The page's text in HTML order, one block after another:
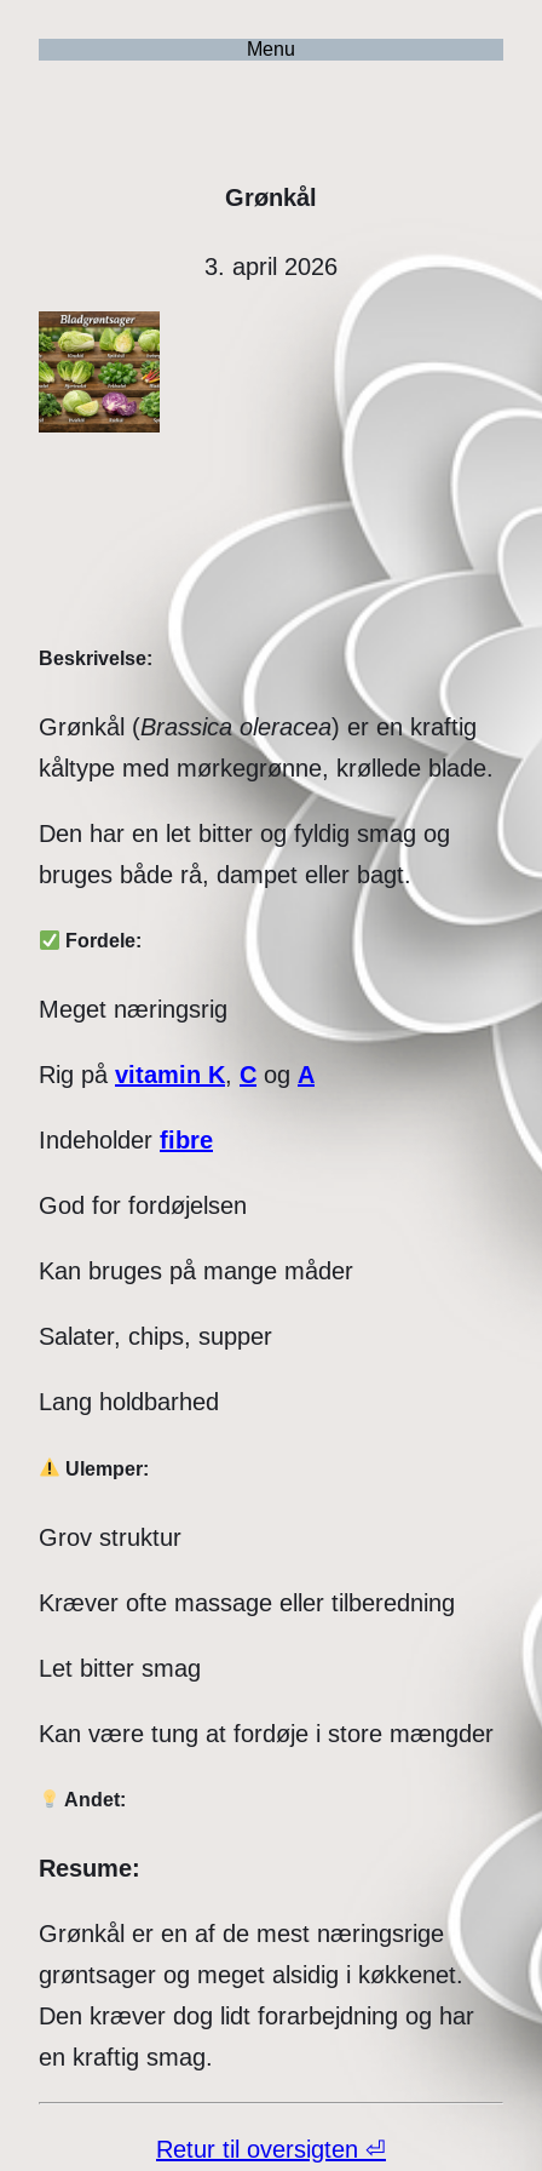
Menu
Grønkål
3. april 2026
Beskrivelse:
Grønkål (Brassica oleracea) er en kraftig
kåltype med mørkegrønne, krøllede blade.
Den har en let bitter og fyldig smag og
bruges både rå, dampet eller bagt.
Fordele:
Meget næringsrig
Rig på vitamin K, C og A
Indeholder fibre
God for fordøjelsen
Kan bruges på mange måder
Salater, chips, supper
Lang holdbarhed
Ulemper:
Grov struktur
Kræver ofte massage eller tilberedning
Let bitter smag
Kan være tung at fordøje i store mængder
Andet:
Resume:
Grønkål er en af de mest næringsrige
grøntsager og meget alsidig i køkkenet.
Den kræver dog lidt forarbejdning og har
en kraftig smag.
Retur til oversigten ⏎